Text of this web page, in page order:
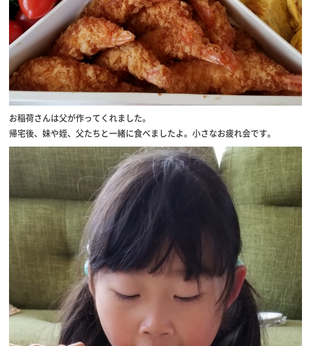
お稲荷さんは父が作ってくれました。
帰宅後、妹や姪、父たちと一緒に食べましたよ。小さなお疲れ会です。